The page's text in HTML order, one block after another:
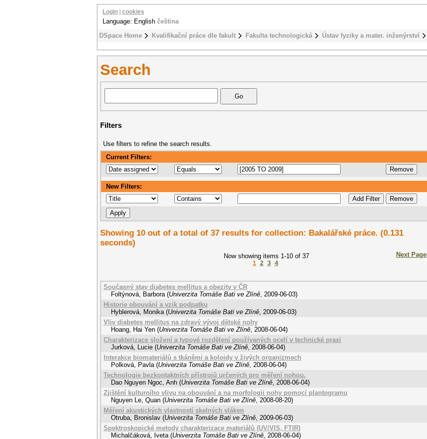
DSpace Home Kvalifikační práce dle fakult Fakulta technologická Ústav fyziky a mater. inženýrství
Login cookies
Language: English čeština
Search
Filters
Use filters to refine the search results.
Current Filters:
New Filters:
Showing 10 out of a total of 37 results for collection: Bakalářské práce. (0.131
seconds)
Now showing items 1-10 of 37
1 2 3 4
Next Page
Současný stav diabetes mellitus a obezity v ČR
Foltýnová, Barbora (Univerzita Tomáše Bati ve Zlíně 2009-06-03)
Historie obouvání a vzik podpatku
Hyblerová, Monika (Univerzita Tomáše Bati ve Zlíně 2009-06-03)
Vliv diabetes mellitus na zdravý vývoj dětské nohy
Hoang, Hai Yen (Univerzita Tomáše Bati ve Zlíně 2008-06-04)
Charakterizace složení a typové rozdělení používaných ocelí v technické praxi
Jurková, Lucie (Univerzita Tomáše Bati ve Zlíně 2008-06-04)
Interakce biomateriálů s tkáněmi a koloidy v živých organizmech
Polková, Pavla (Univerzita Tomáše Bati ve Zlíně 2008-06-04)
Technologie bezkontaktních přístrojů určených pro měření nohou.
Dao Nguyen Ngoc, Anh (Univerzita Tomáše Bati ve Zlíně 2008-06-04)
Zjištění kulturního vlivu na obouvání a na morfologii nohy pomocí plantogramu
Nguyen Le, Quan (Univerzita Tomáše Bati ve Zlíně 2008-08-20)
Měření akustických vlastností skelných vláken
Otruba, Bronislav (Univerzita Tomáše Bati ve Zlíně 2009-06-03)
Spektroskopické metody charakterizace materiálů (UV/VIS, FTIR)
Michalčáková, Iveta (Univerzita Tomáše Bati ve Zlíně 2008-06-04)